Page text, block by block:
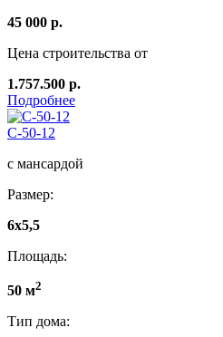
45 000 р.
Цена строительства от
1.757.500 р.
Подробнее
C-50-12
с мансардой
Размер:
6х5,5
Площадь:
50 м2
Тип дома: